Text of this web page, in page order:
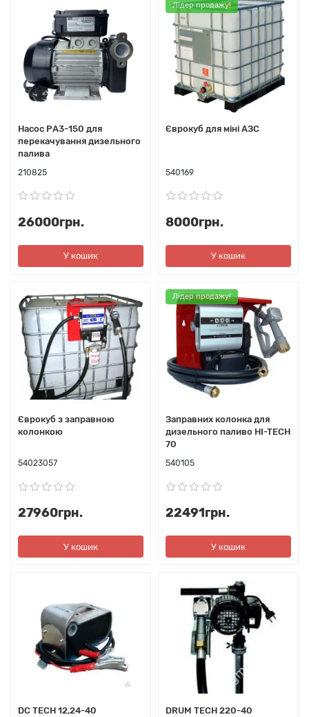
Насос РA3-150 для
перекачування дизельного
палива
210825
26000грн.
У кошик
Лідер продажу!
Єврокуб для міні АЗС
540169
8000грн.
У кошик
Єврокуб з заправною
колонкою
54023057
27960грн.
У кошик
Лідер продажу!
Заправних колонка для
дизельного паливо HI-TECH
70
540105
22491грн.
У кошик
DC TECH 12,24-40 DRUM TECH 220-40